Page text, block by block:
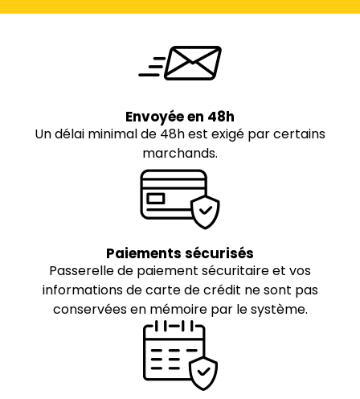
Envoyée en 48h
Un délai minimal de 48h est exigé par certains
marchands.
Paiements sécurisés
Passerelle de paiement sécuritaire et vos
informations de carte de crédit ne sont pas
conservées en mémoire par le système.